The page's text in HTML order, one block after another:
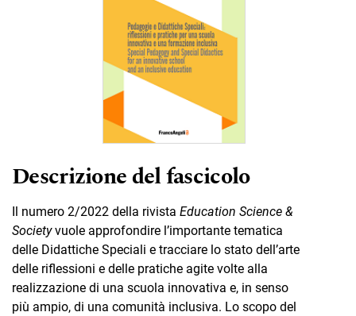
Descrizione del fascicolo
Il numero 2/2022 della rivista Education Science &
Societyvuole approfondire l’importante tematica
delle Didattiche Speciali e tracciare lo stato dell’arte
delle riflessioni e delle pratiche agite volte alla
realizzazione di una scuola innovativa e, in senso
più ampio, di una comunità inclusiva. Lo scopo del